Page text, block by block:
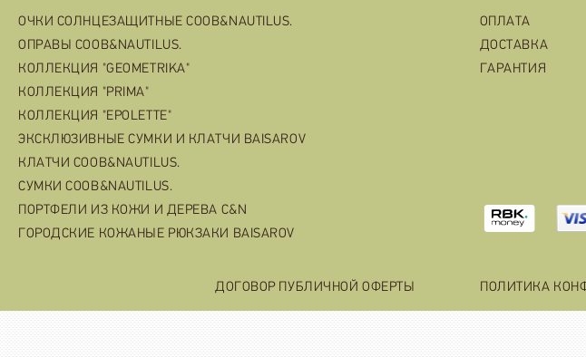
ОЧКИ СОЛНЦЕЗАЩИТНЫЕ COOB&NAUTILUS.
ОПРАВЫ COOB&NAUTILUS.
КОЛЛЕКЦИЯ "GEOMETRIKA"
КОЛЛЕКЦИЯ "PRIMA"
КОЛЛЕКЦИЯ "EPOLETTE"
ЭКСКЛЮЗИВНЫЕ СУМКИ И КЛАТЧИ BAISAROV
КЛАТЧИ COOB&NAUTILUS.
СУМКИ COOB&NAUTILUS.
ПОРТФЕЛИ ИЗ КОЖИ И ДЕРЕВА C&N
ГОРОДСКИЕ КОЖАНЫЕ РЮКЗАКИ BAISAROV
ОПЛАТА
ДОСТАВКА
ГАРАНТИЯ
ДОГОВОР ПУБЛИЧНОЙ ОФЕРТЫ ПОЛИТИКА